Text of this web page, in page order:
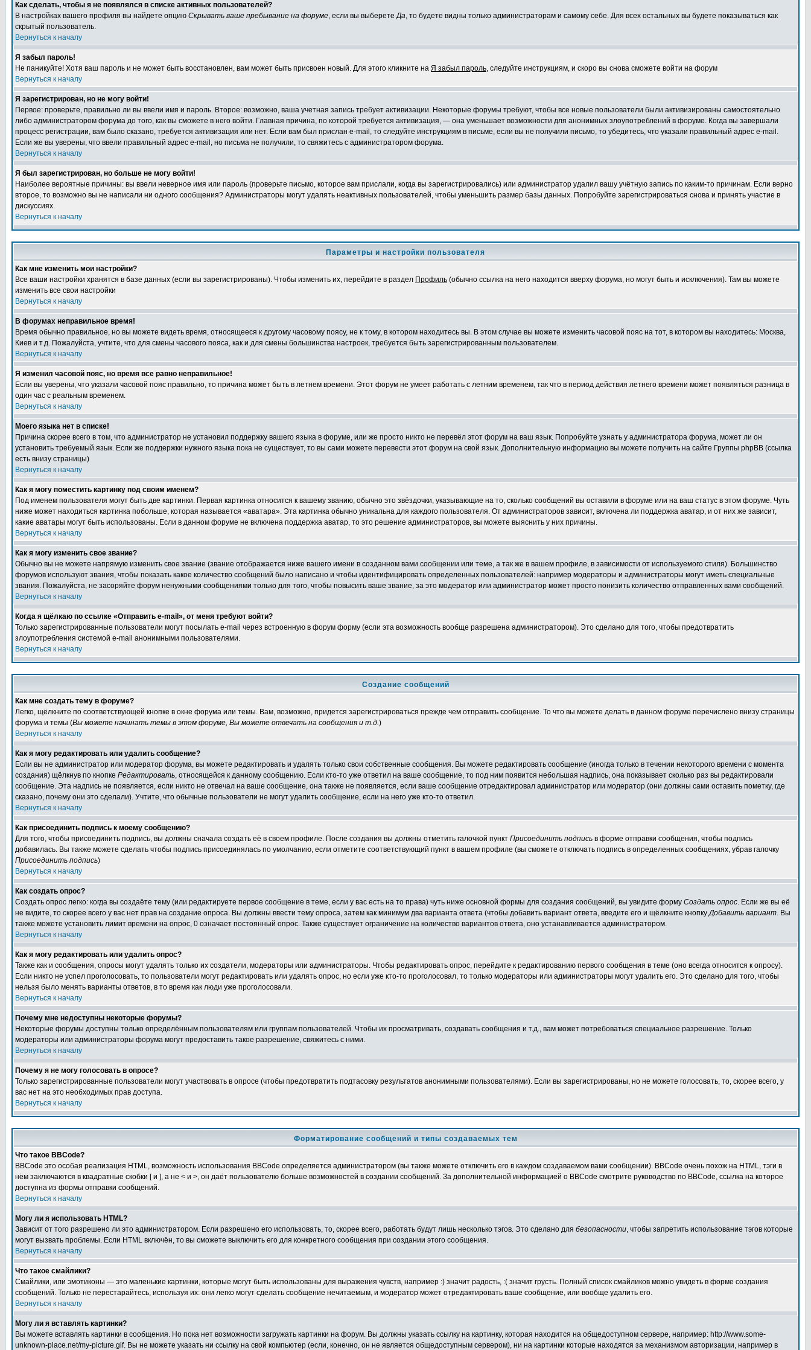
Как сделать, чтобы я не появлялся в списке активных пользователей?
В настройках вашего профиля вы найдете опцию Скрывать ваше пребывание на форуме, если вы выберетеДа, то будете видны только администраторам и самому себе. Для всех остальных вы будете показываться как
скрытый пользователь.
Вернуться к началу
Я забыл пароль!
Не паникуйте! Хотя ваш пароль и не может быть восстановлен, вам может быть присвоен новый. Для этого кликните на Я забыл пароль, следуйте инструкциям, и скоро вы снова сможете войти на форум
Вернуться к началу
Я зарегистрирован, но не могу войти!
Первое: проверьте, правильно ли вы ввели имя и пароль. Второе: возможно, ваша учетная запись требует активизации. Некоторые форумы требуют, чтобы все новые пользователи были активизированы самостоятельно
либо администратором форума до того, как вы сможете в него войти. Главная причина, по которой требуется активизация, — она уменьшает возможности для анонимных злоупотреблений в форуме. Когда вы завершали
процесс регистрации, вам было сказано, требуется активизация или нет. Если вам был прислан e-mail, то следуйте инструкциям в письме, если вы не получили письмо, то убедитесь, что указали правильный адрес e-mail.
Если же вы уверены, что ввели правильный адрес e-mail, но письма не получили, то свяжитесь с администратором форума.
Вернуться к началу
Я был зарегистрирован, но больше не могу войти!
Наиболее вероятные причины: вы ввели неверное имя или пароль (проверьте письмо, которое вам прислали, когда вы зарегистрировались) или администратор удалил вашу учётную запись по каким-то причинам. Если верно
второе, то возможно вы не написали ни одного сообщения? Администраторы могут удалять неактивных пользователей, чтобы уменьшить размер базы данных. Попробуйте зарегистрироваться снова и принять участие в
дискуссиях.
Вернуться к началу
Параметры и настройки пользователя
Как мне изменить мои настройки?
Все ваши настройки хранятся в базе данных (если вы зарегистрированы). Чтобы изменить их, перейдите в раздел Профиль (обычно ссылка на него находится вверху форума, но могут быть и исключения). Там вы можете
изменить все свои настройки
Вернуться к началу
В форумах неправильное время!
Время обычно правильное, но вы можете видеть время, относящееся к другому часовому поясу, не к тому, в котором находитесь вы. В этом случае вы можете изменить часовой пояс на тот, в котором вы находитесь: Москва,
Киев и т.д. Пожалуйста, учтите, что для смены часового пояса, как и для смены большинства настроек, требуется быть зарегистрированным пользователем.
Вернуться к началу
Я изменил часовой пояс, но время все равно неправильное!
Если вы уверены, что указали часовой пояс правильно, то причина может быть в летнем времени. Этот форум не умеет работать с летним временем, так что в период действия летнего времени может появляться разница в
один час с реальным временем.
Вернуться к началу
Моего языка нет в списке!
Причина скорее всего в том, что администратор не установил поддержку вашего языка в форуме, или же просто никто не перевёл этот форум на ваш язык. Попробуйте узнать у администратора форума, может ли он
установить требуемый язык. Если же поддержки нужного языка пока не существует, то вы сами можете перевести этот форум на свой язык. Дополнительную информацию вы можете получить на сайте Группы phpBB (ссылка
есть внизу страницы)
Вернуться к началу
Как я могу поместить картинку под своим именем?
Под именем пользователя могут быть две картинки. Первая картинка относится к вашему званию, обычно это звёздочки, указывающие на то, сколько сообщений вы оставили в форуме или на ваш статус в этом форуме. Чуть
ниже может находиться картинка побольше, которая называется «аватара». Эта картинка обычно уникальна для каждого пользователя. От администраторов зависит, включена ли поддержка аватар, и от них же зависит,
какие аватары могут быть использованы. Если в данном форуме не включена поддержка аватар, то это решение администраторов, вы можете выяснить у них причины.
Вернуться к началу
Как я могу изменить свое звание?
Обычно вы не можете напрямую изменить свое звание (звание отображается ниже вашего имени в созданном вами сообщении или теме, а так же в вашем профиле, в зависимости от используемого стиля). Большинство
форумов используют звания, чтобы показать какое количество сообщений было написано и чтобы идентифицировать определенных пользователей: например модераторы и администраторы могут иметь специальные
звания. Пожалуйста, не засоряйте форум ненужными сообщениями только для того, чтобы повысить ваше звание, за это модератор или администратор может просто понизить количество отправленных вами сообщений.
Вернуться к началу
Когда я щёлкаю по ссылке «Отправить e-mail», от меня требуют войти?
Только зарегистрированные пользователи могут посылать e-mail через встроенную в форум форму (если эта возможность вообще разрешена администратором). Это сделано для того, чтобы предотвратить
злоупотребления системой e-mail анонимными пользователями.
Вернуться к началу
Создание сообщений
Как мне создать тему в форуме?
Легко, щёлкните по соответствующей кнопке в окне форума или темы. Вам, возможно, придется зарегистрироваться прежде чем отправить сообщение. То что вы можете делать в данном форуме перечислено внизу страницы
форума и темы (Вы можете начинать темы в этом форуме, Вы можете отвечать на сообщения и т.д.)
Вернуться к началу
Как я могу редактировать или удалить сообщение?
Если вы не администратор или модератор форума, вы можете редактировать и удалять только свои собственные сообщения. Вы можете редактировать сообщение (иногда только в течении некоторого времени с момента
создания) щёлкнув по кнопке Редактировать, относящейся к данному сообщению. Если кто-то уже ответил на ваше сообщение, то под ним появится небольшая надпись, она показывает сколько раз вы редактировали
сообщение. Эта надпись не появляется, если никто не отвечал на ваше сообщение, она также не появляется, если ваше сообщение отредактировал администратор или модератор (они должны сами оставить пометку, где
сказано, почему они это сделали). Учтите, что обычные пользователи не могут удалить сообщение, если на него уже кто-то ответил.
Вернуться к началу
Как присоединить подпись к моему сообщению?
Для того, чтобы присоединить подпись, вы должны сначала создать её в своем профиле. После создания вы должны отметить галочкой пункт Присоединить подпись в форме отправки сообщения, чтобы подпись
добавилась. Вы также можете сделать чтобы подпись присоединялась по умолчанию, если отметите соответствующий пункт в вашем профиле (вы сможете отключать подпись в определенных сообщениях, убрав галочку
Присоединить подпись)
Вернуться к началу
Как создать опрос?
Создать опрос легко: когда вы создаёте тему (или редактируете первое сообщение в теме, если у вас есть на то права) чуть ниже основной формы для создания сообщений, вы увидите форму Создать опрос. Если же вы её
не видите, то скорее всего у вас нет прав на создание опроса. Вы должны ввести тему опроса, затем как минимум два варианта ответа (чтобы добавить вариант ответа, введите его и щёлкните кнопкуДобавить вариант. Вы
также можете установить лимит времени на опрос, 0 означает постоянный опрос. Также существует ограничение на количество вариантов ответа, оно устанавливается администратором.
Вернуться к началу
Как я могу редактировать или удалить опрос?
Также как и сообщения, опросы могут удалять только их создатели, модераторы или администраторы. Чтобы редактировать опрос, перейдите к редактированию первого сообщения в теме (оно всегда относится к опросу).
Если никто не успел проголосовать, то пользователи могут редактировать или удалять опрос, но если уже кто-то проголосовал, то только модераторы или администраторы могут удалить его. Это сделано для того, чтобы
нельзя было менять варианты ответов, в то время как люди уже проголосовали.
Вернуться к началу
Почему мне недоступны некоторые форумы?
Некоторые форумы доступны только определённым пользователям или группам пользователей. Чтобы их просматривать, создавать сообщения и т.д., вам может потребоваться специальное разрешение. Только
модераторы или администраторы форума могут предоставить такое разрешение, свяжитесь с ними.
Вернуться к началу
Почему я не могу голосовать в опросе?
Только зарегистрированные пользователи могут участвовать в опросе (чтобы предотвратить подтасовку результатов анонимными пользователями). Если вы зарегистрированы, но не можете голосовать, то, скорее всего, у
вас нет на это необходимых прав доступа.
Вернуться к началу
Форматирование сообщений и типы создаваемых тем
Что такое BBCode?
BBCode это особая реализация HTML, возможность использования BBCode определяется администратором (вы также можете отключить его в каждом создаваемом вами сообщении). BBCode очень похож на HTML, тэги в
нём заключаются в квадратные скобки [ и ], а не < и >, он даёт пользователю больше возможностей в создании сообщений. За дополнительной информацией о BBCode смотрите руководство по BBCode, ссылка на которое
доступна из формы отправки сообщений.
Вернуться к началу
Могу ли я использовать HTML?
Зависит от того разрешено ли это администратором. Если разрешено его использовать, то, скорее всего, работать будут лишь несколько тэгов. Это сделано для безопасности, чтобы запретить использование тэгов которые
могут вызвать проблемы. Если HTML включён, то вы сможете выключить его для конкретного сообщения при создании этого сообщения.
Вернуться к началу
Что такое смайлики?
Смайлики, или эмотиконы — это маленькие картинки, которые могут быть использованы для выражения чувств, например :) значит радость, :( значит грусть. Полный список смайликов можно увидеть в форме создания
сообщений. Только не перестарайтесь, используя их: они легко могут сделать сообщение нечитаемым, и модератор может отредактировать ваше сообщение, или вообще удалить его.
Вернуться к началу
Могу ли я вставлять картинки?
Вы можете вставлять картинки в сообщения. Но пока нет возможности загружать картинки на форум. Вы должны указать ссылку на картинку, которая находится на общедоступном сервере, например: http://www.some-
unknown-place.net/my-picture.gif. Вы не можете указать ни ссылку на свой компьютер (если, конечно, он не является общедоступным сервером), ни на картинки которые находятся за механизмом авторизации, например в